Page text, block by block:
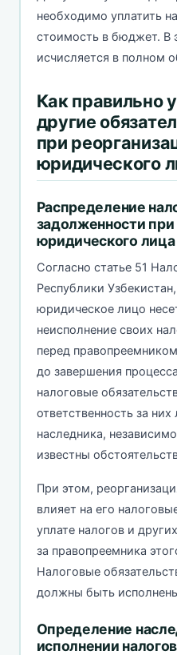
необходимо уплатить
стоимость в бюджет. В
исчисляется в полном
Как правильно
другие
при
юридического
Распределение
задолженности
юридического лица
Согласно статье 51
Республики
юридическое лицо
неисполнение своих
перед
до завершения
налоговые
ответственность за
наследника,
известны
При этом,
влияет на его
уплате налогов и
за правопреемника
Налоговые
должны быть
Определение
исполнении